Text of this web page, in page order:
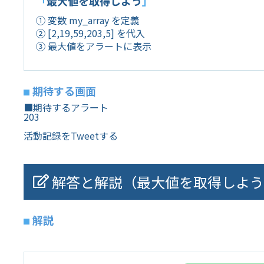
① 変数 my_array を定義
② [2,19,59,203,5] を代入
③ 最大値をアラートに表示
期待する画面
■期待するアラート
203
活動記録をTweetする
解答と解説（最大値を取得しよ
解説